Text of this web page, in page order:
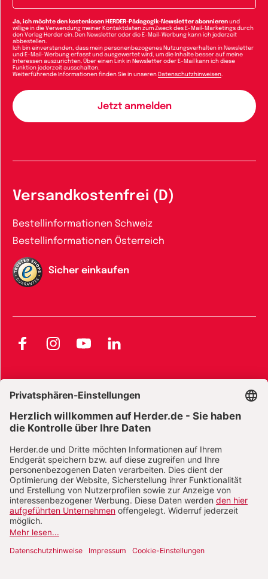
Ja, ich möchte den kostenlosen HERDER-Pädagogik-Newsletter abonnieren und
willige in die Verwendung meiner Kontaktdaten zum Zweck des E-Mail-Marketings durch
den Verlag Herder ein. Den Newsletter oder die E-Mail-Werbung kann ich jederzeit
abbestellen.
Ich bin einverstanden, dass mein personenbezogenes Nutzungsverhalten in Newsletter
und E-Mail-Werbung erfasst und ausgewertet wird, um die Inhalte besser auf meine
Interessen auszurichten. Über einen Link in Newsletter oder E-Mail kann ich diese
Funktion jederzeit ausschalten.
Weiterführende Informationen finden Sie in unseren Datenschutzhinweisen.
Versandkostenfrei (D)
Bestellinformationen Schweiz
Bestellinformationen Österreich
Sicher einkaufen
FacebookInstagramYouTubeLinkedIn
Widerrufsbelehrung E-Books
Widerrufsbelehrung Zeitschriften Datenschutz
Datenschutz Social Media Barrierefreiheit
Vertrag widerrufen